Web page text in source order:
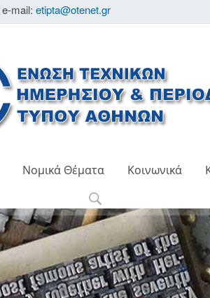
mail: etipta@otenet.gr
Νομικά Θέματα Κοινωνικά